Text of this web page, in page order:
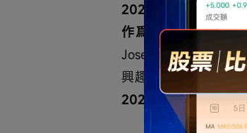
2025年鏈上RWA規
作爲首選平台，將
Joseph Chalom 表示
興趣，可能會推動以
2026年ETH可能創新